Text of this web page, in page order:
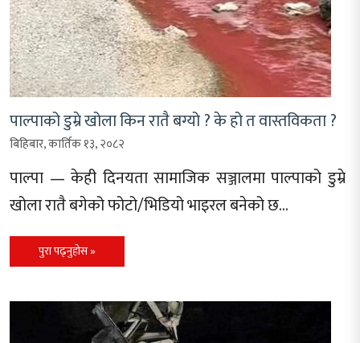
पाल्पाको डुम्रे खोला किन रातै बग्यो ? के हो त वास्तविकता ?
बिहिबार, कार्तिक १३, २०८२
पाल्पा — केही दिनयता सामाजिक सञ्जालमा पाल्पाको डुम्रे
खोला रातै बगेको फोटो/भिडियो भाइरल बनेको छ…
पुरा पढ्नुहोस »